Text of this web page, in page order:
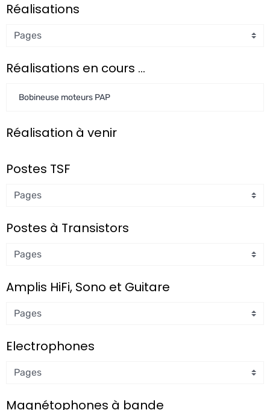
Réalisations
Réalisations en cours ...
Bobineuse moteurs PAP
Réalisation à venir
Postes TSF
Postes à Transistors
Amplis HiFi, Sono et Guitare
Electrophones
Magnétophones à bande